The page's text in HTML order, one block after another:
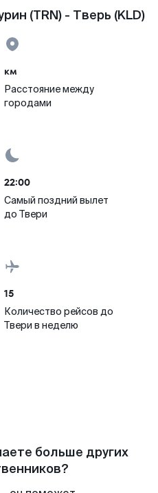
(TRN) - Тверь (KLD)
км
Расстояние между
городами
22:00
Самый поздний вылет
до Твери
15
Количество рейсов до
Твери в неделю
больше других